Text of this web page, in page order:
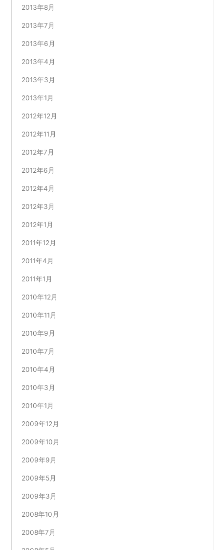
2013年8月
2013年7月
2013年6月
2013年4月
2013年3月
2013年1月
2012年12月
2012年11月
2012年7月
2012年6月
2012年4月
2012年3月
2012年1月
2011年12月
2011年4月
2011年1月
2010年12月
2010年11月
2010年9月
2010年7月
2010年4月
2010年3月
2010年1月
2009年12月
2009年10月
2009年9月
2009年5月
2009年3月
2008年10月
2008年7月